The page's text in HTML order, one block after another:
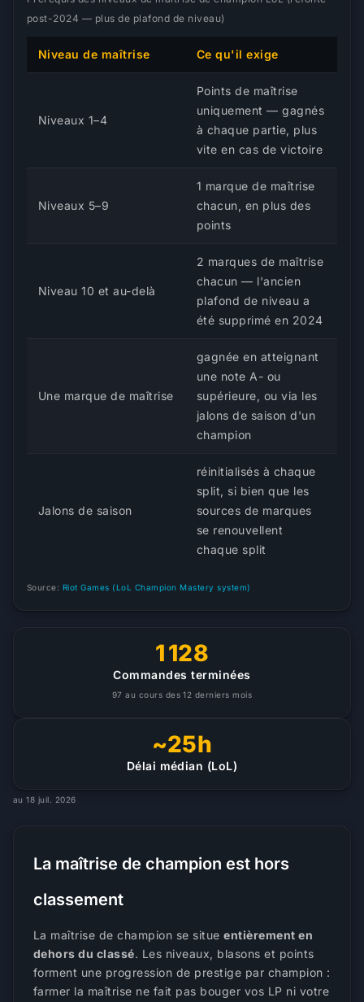
post-2024 — plus de plafond de niveau)
Niveau de maîtrise Ce qu'il exige
Niveaux 1–4
Points de maîtrise
uniquement — gagnés
à chaque partie, plus
vite en cas de victoire
Niveaux 5–9
1 marque de maîtrise
chacun, en plus des
points
Niveau 10 et au-delà
2 marques de maîtrise
chacun — l'ancien
plafond de niveau a
été supprimé en 2024
Une marque de maîtrise
gagnée en atteignant
une note A- ou
supérieure, ou via les
jalons de saison d'un
champion
Jalons de saison
réinitialisés à chaque
split, si bien que les
sources de marques
se renouvellent
chaque split
Source: Riot Games (LoL Champion Mastery system)
1 128
Commandes terminées
97 au cours des 12 derniers mois
~25h
Délai médian (LoL)
au 18 juil. 2026
La maîtrise de champion est hors
classement
La maîtrise de champion se situeentièrement en
dehors du classé. Les niveaux, blasons et points
forment une progression de prestige par champion :
farmer la maîtrise ne fait pas bouger vos LP ni votre